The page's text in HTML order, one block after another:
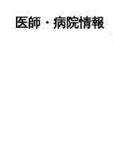
医師・病院情報